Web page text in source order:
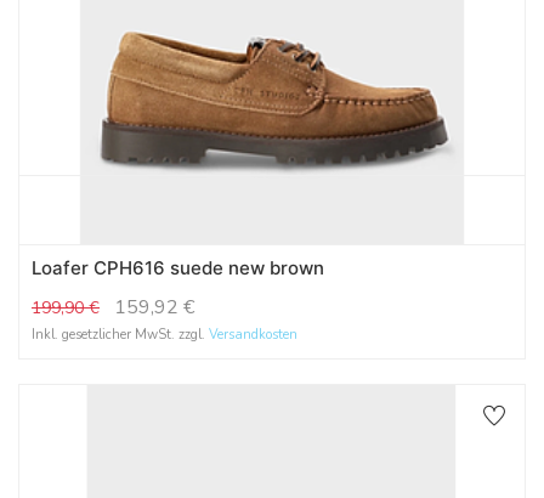
Loafer CPH616 suede new brown
199,90€ 159,92 €
Inkl. gesetzlicher MwSt. zzgl. Versandkosten